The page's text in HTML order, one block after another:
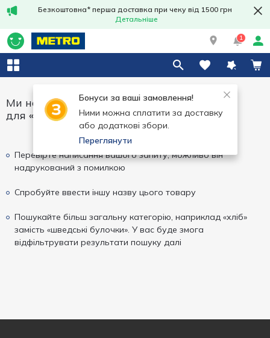
Безкоштовна* перша доставка при чеку від 1500 грн
Детальніше
1
Бонуси за ваші замовлення!
Ними можна сплатити за доставку
або додаткові збори.
Переглянути
Ми не змогли знайти результати
для «tarrington house»
Перевірте написання вашого запиту, можливо він
надрукований з помилкою
Спробуйте ввести іншу назву цього товару
Пошукайте більш загальну категорію, наприклад «хліб»
замість «шведські булочки». У вас буде змога
відфільтрувати результати пошуку далі